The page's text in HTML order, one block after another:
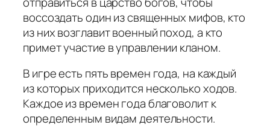
воссоздать один из священных мифов, кто
из них возглавит военный поход, а кто
примет участие в управлении кланом.
В игре есть пять времен года, на каждый
из которых приходится несколько ходов.
Каждое из времен года благоволит к
определенным видам деятельности.